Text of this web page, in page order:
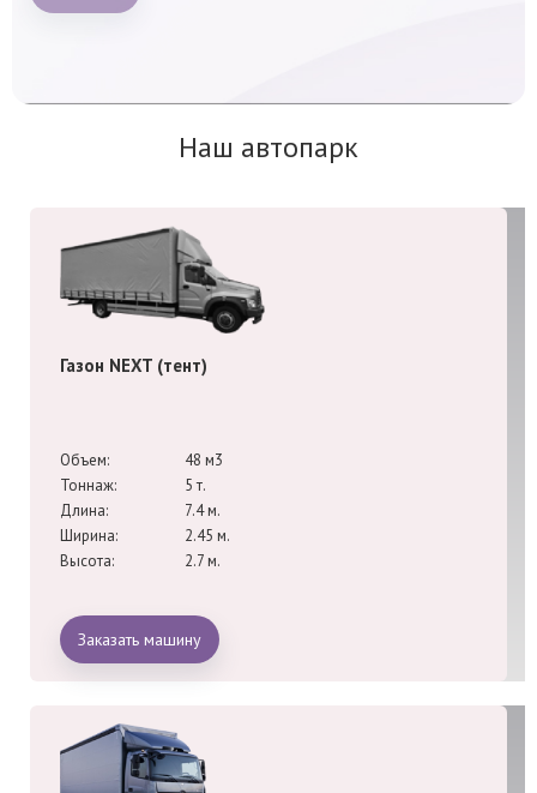
Наш автопарк
Газон NEXT (тент)
Объем:
48 м3
Тоннаж:
5 т.
Длина:
7.4 м.
Ширина:
2.45 м.
Высота:
2.7 м.
Заказать машину